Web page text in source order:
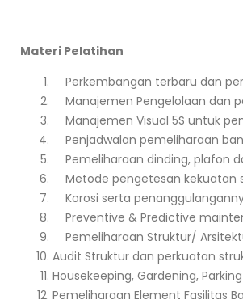
Materi Pelatihan
Perkembangan terbaru dan
Manajemen Pengelolaan dan
Manajemen Visual 5S untuk
Penjadwalan pemeliharaan
Pemeliharaan dinding, plafon
Metode pengetesan kekuatan
Korosi serta
Preventive & Predictive
Pemeliharaan Struktur/
Audit Struktur dan perkuatan
Housekeeping, Gardening, Parking
Pemeliharaan Element Fasilitas